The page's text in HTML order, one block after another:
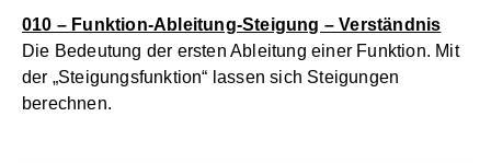
010 – Funktion-Ableitung-Steigung – Verständnis
Die Bedeutung der ersten Ableitung einer Funktion. Mit
der „Steigungsfunktion“ lassen sich Steigungen
berechnen.